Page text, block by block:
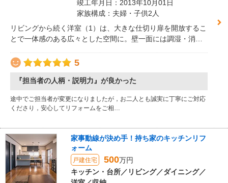
竣工年月日：2013年10月01日
家族構成：夫婦・子供2人
リビングから続く洋室（1）は、大きな仕切り扉を開放するこ
とで一体感のある広々とした空間に。壁一面には調湿・消臭
囲気を演出しています。LIXILヴィータス壁付収納に設置した
た。さらにフローリングには遮音性を高める工夫を施し、快
5
『担当者の人柄・説明力』が良かった
途中でご担当者が変更になりましたが，お二人とも誠実に丁寧にご対応
くださり，安心してリフォームをご相…
家事動線が決め手！持ち家のキッチンリフ
ォーム
戸建住宅 500万円
キッチン・台所／リビング／ダイニング／